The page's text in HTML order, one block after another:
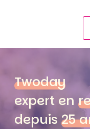
Twoday
expert en
depuis 25